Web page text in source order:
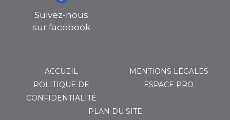
Suivez-nous
sur facebook
ACCUEIL
MENTIONS LÉGALES
POLITIQUE DE
CONFIDENTIALITÉ
ESPACE PRO
PLAN DU SITE